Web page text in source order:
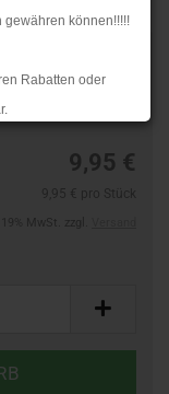
können!!!!!
Rabatten oder
Aufgrund des
9,95 €